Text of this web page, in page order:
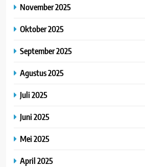
November 2025
Oktober 2025
September 2025
Agustus 2025
Juli 2025
Juni 2025
Mei 2025
April 2025